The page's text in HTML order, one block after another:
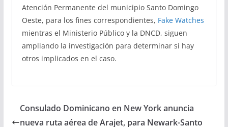
Atención Permanente del municipio Santo Domingo
Oeste, para los fines correspondientes, Fake Watches
mientras el Ministerio Público y la DNCD, siguen
ampliando la investigación para determinar si hay
otros implicados en el caso.
Consulado Dominicano en New York anuncia
nueva ruta aérea de Arajet, para Newark-Santo